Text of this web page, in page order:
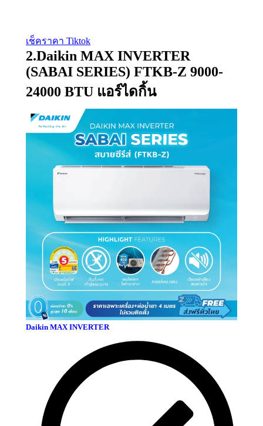
เช็คราคา Tiktok
2.Daikin MAX INVERTER
(SABAI SERIES) FTKB-Z 9000-
24000 BTU แอร์ไดกิ้น
Daikin MAX INVERTER